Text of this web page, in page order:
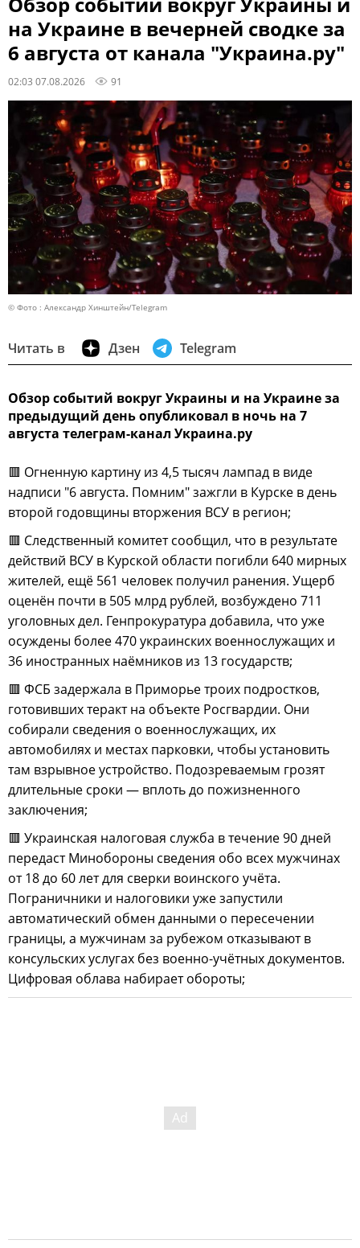
на Украине в вечерней сводке за
6 августа от канала "Украина.ру"
02:03 07.08.2026 91
© Фото : Александр Хинштейн/Telegram
Читать в Дзен Telegram
Обзор событий вокруг Украины и на Украине за
предыдущий день опубликовал в ночь на 7
августа телеграм-канал Украина.ру
🟥 Огненную картину из 4,5 тысяч лампад в виде
надписи "6 августа. Помним" зажгли в Курске в день
второй годовщины вторжения ВСУ в регион;
🟥 Следственный комитет сообщил, что в результате
действий ВСУ в Курской области погибли 640 мирных
жителей, ещё 561 человек получил ранения. Ущерб
оценён почти в 505 млрд рублей, возбуждено 711
уголовных дел. Генпрокуратура добавила, что уже
осуждены более 470 украинских военнослужащих и
36 иностранных наёмников из 13 государств;
🟥 ФСБ задержала в Приморье троих подростков,
готовивших теракт на объекте Росгвардии. Они
собирали сведения о военнослужащих, их
автомобилях и местах парковки, чтобы установить
там взрывное устройство. Подозреваемым грозят
длительные сроки — вплоть до пожизненного
заключения;
🟥 Украинская налоговая служба в течение 90 дней
передаст Минобороны сведения обо всех мужчинах
от 18 до 60 лет для сверки воинского учёта.
Пограничники и налоговики уже запустили
автоматический обмен данными о пересечении
границы, а мужчинам за рубежом отказывают в
консульских услугах без военно-учётных документов.
Цифровая облава набирает обороты;